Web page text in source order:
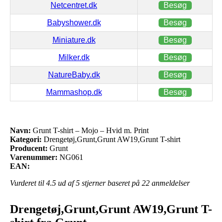
Netcentret.dk Besøg
Babyshower.dk Besøg
Miniature.dk Besøg
Milker.dk Besøg
NatureBaby.dk Besøg
Mammashop.dk Besøg
Navn: Grunt T-shirt – Mojo – Hvid m. Print
Kategori: Drengetøj,Grunt,Grunt AW19,Grunt T-shirt
Producent: Grunt
Varenummer: NG061
EAN:
Vurderet til 4.5 ud af 5 stjerner baseret på 22 anmeldelser
Drengetøj,Grunt,Grunt AW19,Grunt T-